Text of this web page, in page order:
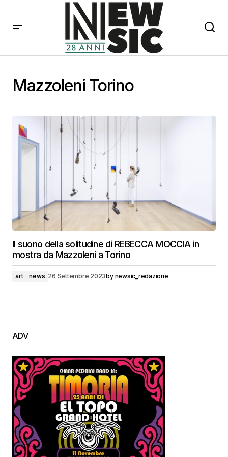
Mazzoleni Torino
Il suono della solitudine di REBECCA MOCCIA in
mostra da Mazzoleni a Torino
art news 26 Settembre 2023by newsic_redazione
ADV